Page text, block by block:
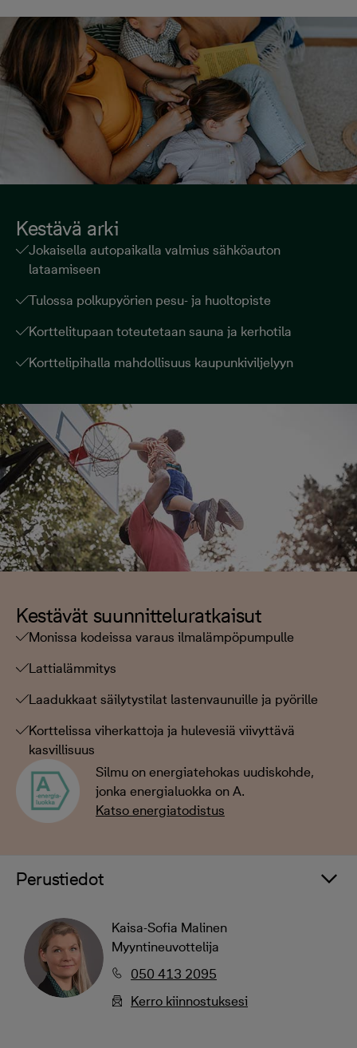
Kestävä arki
Jokaisella autopaikalla valmius sähköauton
lataamiseen
Tulossa polkupyörien pesu- ja huoltopiste
Korttelitupaan toteutetaan sauna ja kerhotila
Korttelipihalla mahdollisuus kaupunkiviljelyyn
Kestävät suunnitteluratkaisut
Monissa kodeissa varaus ilmalämpöpumpulle
Lattialämmitys
Laadukkaat säilytystilat lastenvaunuille ja pyörille
Korttelissa viherkattoja ja hulevesiä viivyttävä
kasvillisuus
Silmu on energiatehokas uudiskohde,
jonka energialuokka on A.
Katso energiatodistus
Perustiedot
Kaisa-Sofia Malinen
Myyntineuvottelija
050 413 2095
Kerro kiinnostuksesi